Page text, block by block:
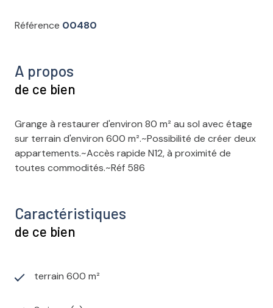
Référence 00480
A propos
de ce bien
Grange à restaurer d'environ 80 m² au sol avec étage
sur terrain d'environ 600 m².~Possibilité de créer deux
appartements.~Accès rapide N12, à proximité de
toutes commodités.~Réf 586
Caractéristiques
de ce bien
terrain 600 m²